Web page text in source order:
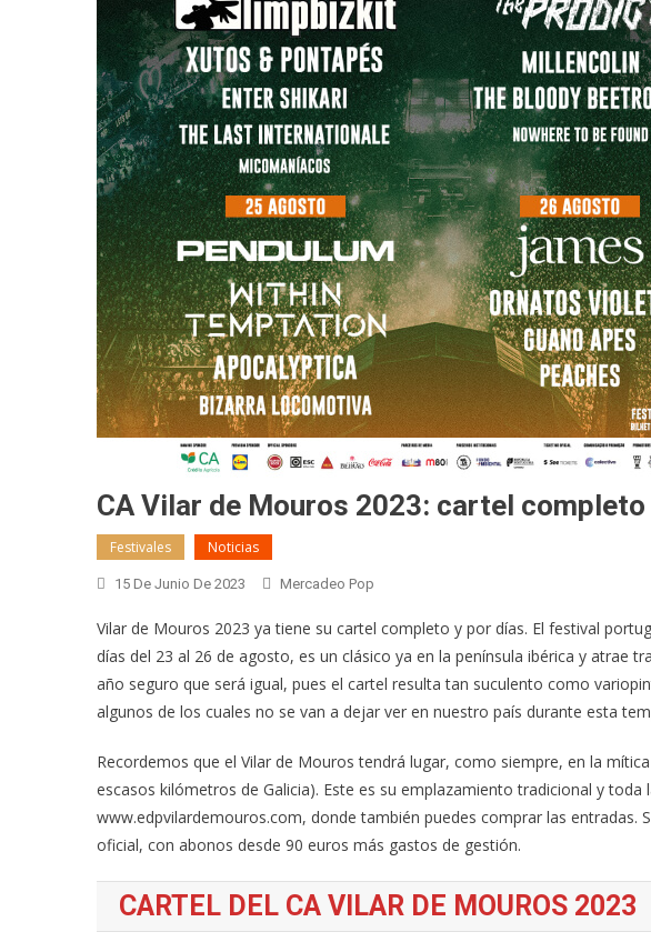
CA Vilar de Mouros 2023: cartel completo
Festivales Noticias
15 De Junio De 2023 Mercadeo Pop
Vilar de Mouros 2023 ya tiene su cartel completo y por días. El festival
días del 23 al 26 de agosto, es un clásico ya en la península ibérica y atrae
año seguro que será igual, pues el cartel resulta tan suculento como
algunos de los cuales no se van a dejar ver en nuestro país durante esta
Recordemos que el Vilar de Mouros tendrá lugar, como siempre, en la
escasos kilómetros de Galicia). Este es su emplazamiento tradicional y toda
www.edpvilardemouros.com, donde también puedes comprar las entradas.
oficial, con abonos desde 90 euros más gastos de gestión.
CARTEL DEL CA VILAR DE MOUROS 2023